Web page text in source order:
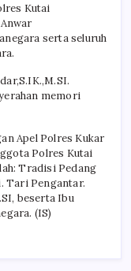
Kutai
serta seluruh
memori
Apel Polres Kukar
Polres Kutai
Tradisi Pedang
Tari Pengantar.
beserta Ibu
(IS)